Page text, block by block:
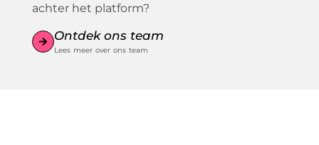
achter het platform?
Ontdek ons team
Lees meer over ons team